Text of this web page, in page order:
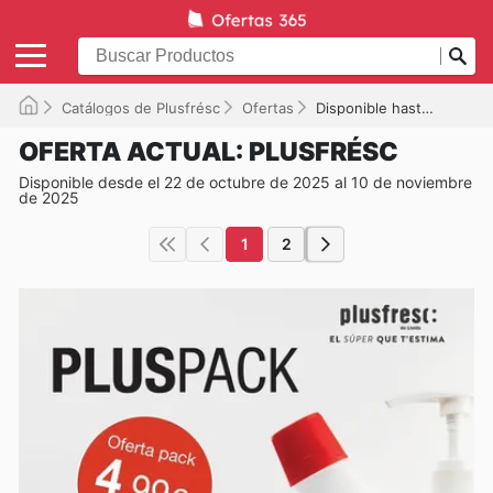
Catálogos de Plusfrésc Ofertas Disponible hasta el 10/11/2025
OFERTA ACTUAL: PLUSFRÉSC
Disponible desde el 22 de octubre de 2025 al 10 de noviembre
de 2025
1 2